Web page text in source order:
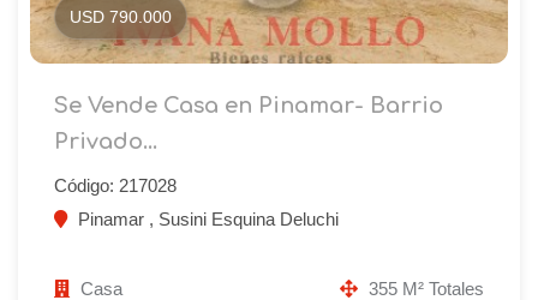
USD 790.000
Se Vende Casa en Pinamar- Barrio
Privado...
Código: 217028
Pinamar , Susini Esquina Deluchi
Casa 355 M² Totales